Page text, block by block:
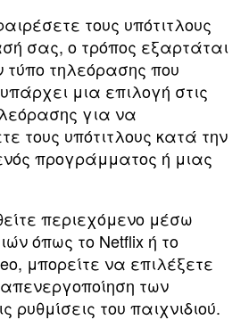
τους υπότιτλους
σας, ο τρόπος εξαρτάται
τύπο τηλεόρασης που
μια επιλογή στις
για να
τους υπότιτλους κατά την
προγράμματος ή μιας
περιεχόμενο μέσω
όπως το Netflix ή το
μπορείτε να επιλέξετε
των
ρυθμίσεις του παιχνιδιού.